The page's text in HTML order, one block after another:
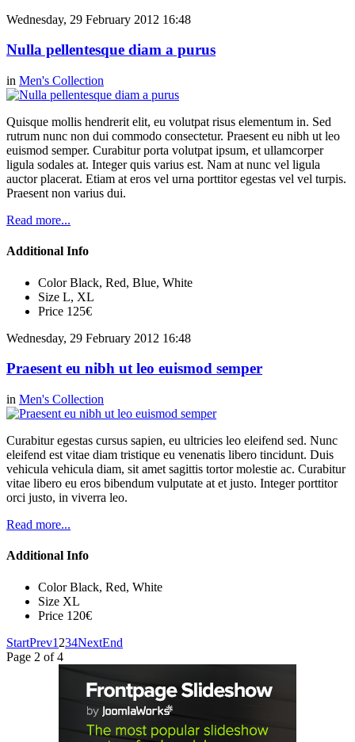
Wednesday, 29 February 2012 16:48
Nulla pellentesque diam a purus
in Men's Collection
Quisque mollis hendrerit elit, eu volutpat risus elementum in. Sed
rutrum nunc non dui commodo consectetur. Praesent eu nibh ut leo
euismod semper. Curabitur porta volutpat ipsum, et ullamcorper
ligula sodales at. Integer quis varius est. Nam at nunc vel ligula
auctor placerat. Etiam at eros vel urna porttitor egestas vel vel turpis.
Praesent non varius dui.
Read more...
Additional Info
Color Black, Red, Blue, White
Size L, XL
Price 125€
Wednesday, 29 February 2012 16:48
Praesent eu nibh ut leo euismod semper
in Men's Collection
Curabitur egestas cursus sapien, eu ultricies leo eleifend sed. Nunc
eleifend est vitae diam tristique eu venenatis libero tincidunt. Duis
vehicula vehicula diam, sit amet sagittis tortor molestie ac. Curabitur
vitae libero eu eros bibendum vulputate at et justo. Integer porttitor
orci justo, in viverra leo.
Read more...
Additional Info
Color Black, Red, White
Size XL
Price 120€
StartPrev1 234NextEnd
Page 2 of 4